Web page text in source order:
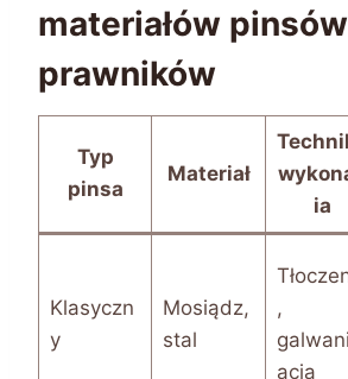
materiałów
prawników
Typ
pinsa
Materiał
ia
Klasyczn
y
Mosiądz,
stal
,
acja